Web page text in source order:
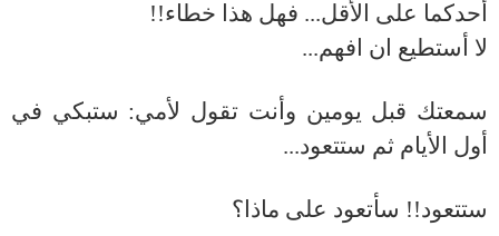
أحدكما على الأقل... فهل هذا خطاء!!
لا أستطيع ان افهم...
سمعتك قبل يومين وأنت تقول لأمي: ستبكي في
أول الأيام ثم ستتعود...
ستتعود!! سأتعود على ماذا؟